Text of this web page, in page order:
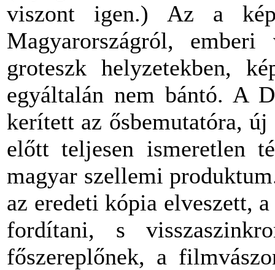
viszont igen.) Az a
Magyarországról,
groteszk helyzetekben,
egyáltalán nem bántó. A
kerített az ősbemutatóra,
előtt teljesen ismeretlen
magyar szellemi
az eredeti kópia elveszett,
fordítani, s
főszereplőnek, a